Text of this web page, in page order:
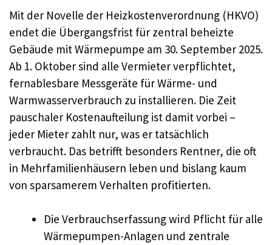
Mit der Novelle der Heizkostenverordnung (HKVO)
endet die Übergangsfrist für zentral beheizte
Gebäude mit Wärmepumpe am 30. September 2025.
Ab 1. Oktober sind alle Vermieter verpflichtet,
fernablesbare Messgeräte für Wärme- und
Warmwasserverbrauch zu installieren. Die Zeit
pauschaler Kostenaufteilung ist damit vorbei –
jeder Mieter zahlt nur, was er tatsächlich
verbraucht. Das betrifft besonders Rentner, die oft
in Mehrfamilienhäusern leben und bislang kaum
von sparsamerem Verhalten profitierten.
Die Verbrauchserfassung wird Pflicht für alle
Wärmepumpen-Anlagen und zentrale